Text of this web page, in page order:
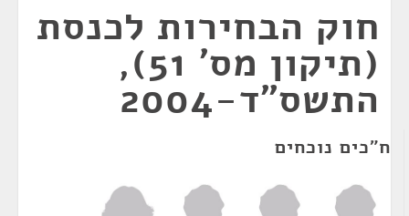
חוק הבחירות לכנסת
(תיקון מס' 51),
התשס"ד-2004
ח"כים נוכחים